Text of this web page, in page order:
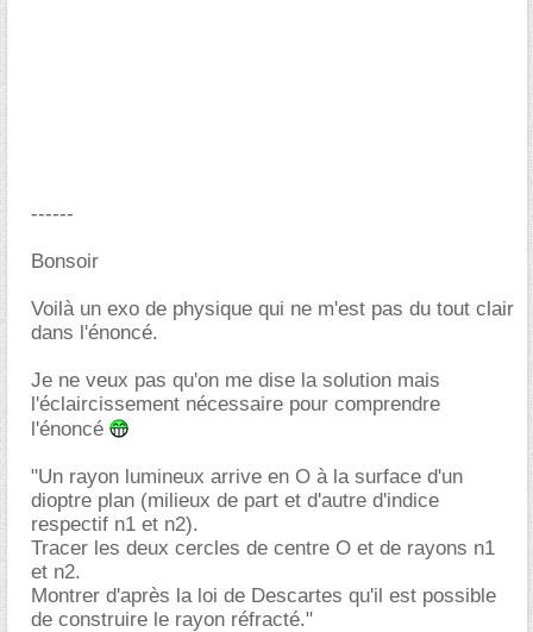
------
Bonsoir
Voilà un exo de physique qui ne m'est pas du tout clair
dans l'énoncé.
Je ne veux pas qu'on me dise la solution mais
l'éclaircissement nécessaire pour comprendre
l'énoncé
"Un rayon lumineux arrive en O à la surface d'un
dioptre plan (milieux de part et d'autre d'indice
respectif n1 et n2).
Tracer les deux cercles de centre O et de rayons n1
et n2.
Montrer d'après la loi de Descartes qu'il est possible
de construire le rayon réfracté."